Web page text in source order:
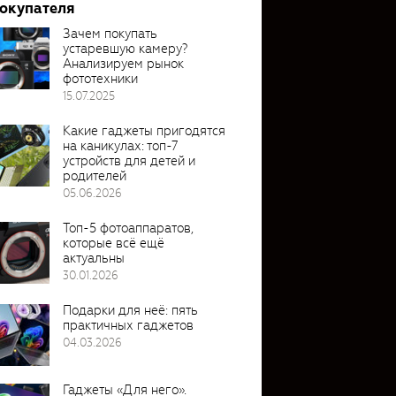
Зачем покупать
устаревшую камеру?
Анализируем рынок
фототехники
15.07.2025
Какие гаджеты пригодятся
на каникулах: топ-7
устройств для детей и
родителей
05.06.2026
Топ-5 фотоаппаратов,
которые всё ещё
актуальны
30.01.2026
Подарки для неё: пять
практичных гаджетов
04.03.2026
Гаджеты «Для него».